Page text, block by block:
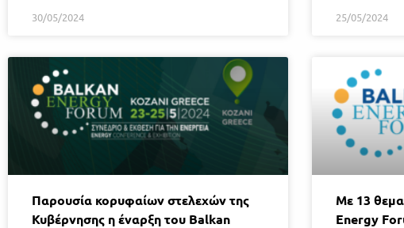
30/05/2024 25/05/2024
Παρουσία κορυφαίων στελεχών της
Κυβέρνησης η έναρξη του Balkan
Mε 13
Energy